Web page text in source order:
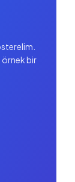
örnek bir